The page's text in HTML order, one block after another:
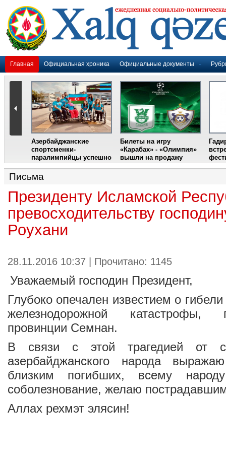
Главная Официальная хроника Официальные документы
Азербайджанские
спортсменки-
паралимпийцы успешно
выступили на III
Международном
фестивале парашютного
Билеты на игру
«Карабах» - «Олимпия»
вышли на продажу
Письма
Президенту Исламской
превосходительству
Роухани
28.11.2016 10:37 | Прочитано: 1145
Уважаемый господин Президент,
Глубоко опечален известием о
железнодорожной
провинции Семнан.
В связи с этой трагедией от
азербайджанского народа
близким погибших, всему
соболезнование, желаю
Аллах рехмэт элясин!